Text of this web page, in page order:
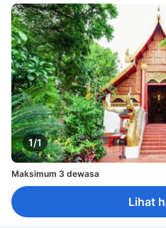
1/1
Maksimum 3 dewasa
Lihat